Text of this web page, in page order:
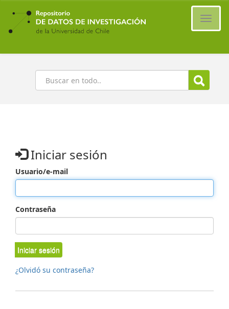
Ir
contenido
principal
Buscar
Iniciar sesión
Usuario/e-mail
Contraseña
Iniciar sesión
¿Olvidó su contraseña?